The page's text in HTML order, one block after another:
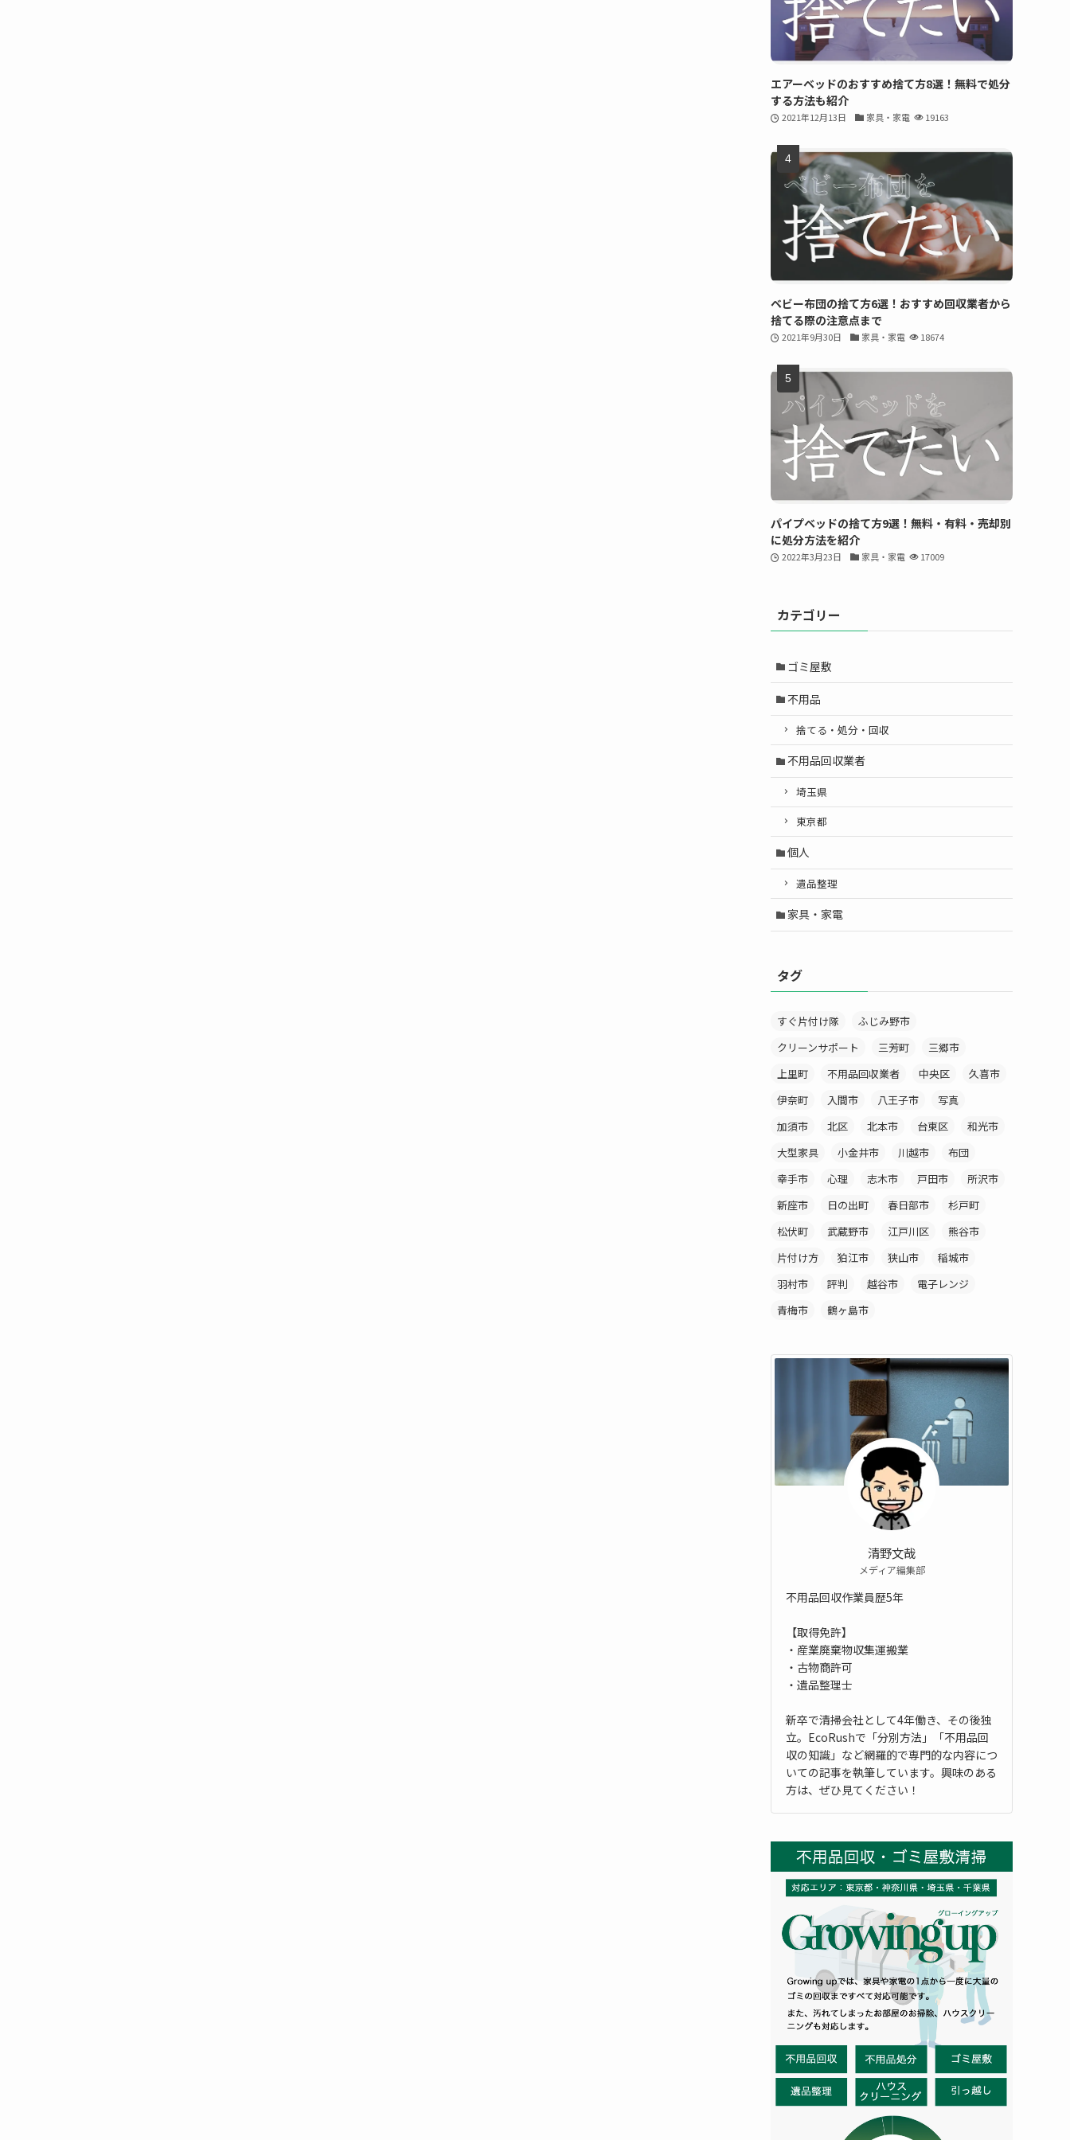
エアーベッドのおすすめ捨て方8選！無料で処分
する方法も紹介
2021年12月13日 家具・家電 19163
ベビー布団の捨て方6選！おすすめ回収業者から
捨てる際の注意点まで
2021年9月30日 家具・家電 18674
パイプベッドの捨て方9選！無料・有料・売却別
に処分方法を紹介
2022年3月23日 家具・家電 17009
カテゴリー
ゴミ屋敷
不用品
捨てる・処分・回収
不用品回収業者
埼玉県
東京都
個人
遺品整理
家具・家電
タグ
すぐ片付け隊
ふじみ野市
クリーンサポート
三芳町
三郷市
上里町
不用品回収業者 中央区
久喜市
伊奈町
入間市 八王子市
写真
加須市
北区 北本市 台東区
和光市
大型家具
小金井市 川越市
布団
幸手市
心理 志木市 戸田市
所沢市
新座市
日の出町 春日部市
杉戸町
松伏町
武蔵野市 江戸川区
熊谷市
片付け方
狛江市 狭山市
稲城市
羽村市
評判 越谷市
電子レンジ
青梅市
鶴ヶ島市
清野文哉
メディア編集部
不用品回収作業員歴5年
【取得免許】
・産業廃棄物収集運搬業
・古物商許可
・遺品整理士
新卒で清掃会社として4年働き、その後独
立。EcoRushで「分別方法」「不用品回
収の知識」など網羅的で専門的な内容につ
いての記事を執筆しています。興味のある
方は、ぜひ見てください！